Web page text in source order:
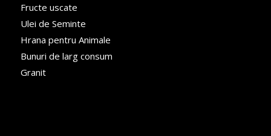
Fructe uscate
Ulei de Seminte
Hrana pentru Animale
Bunuri de larg consum
Granit